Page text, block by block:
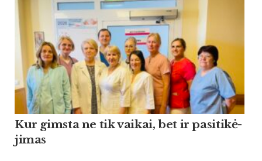
Kur gims­ta ne tik vai­kai, bet ir pa­si­ti­kė­
ji­mas